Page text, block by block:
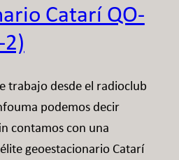
Catarí QO-
2)
trabajo desde el radioclub
podemos decir
contamos con una
geoestacionario Catarí